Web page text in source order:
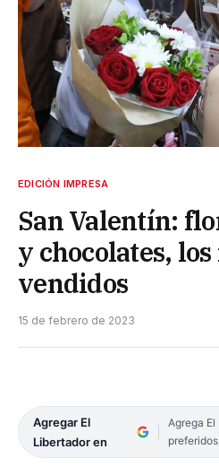
EDICIÓN IMPRESA
San Valentín:
y chocolates, los
vendidos
15 de febrero de 2023
Agregar El
Libertador en
Agrega